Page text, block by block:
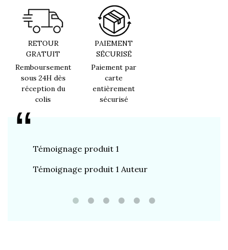
RETOUR
GRATUIT
Remboursement
sous 24H dès
réception du
colis
PAIEMENT
SÉCURISÉ
Paiement par
carte
entièrement
sécurisé
Témoignage produit 1
Témoignage produit 1 Auteur